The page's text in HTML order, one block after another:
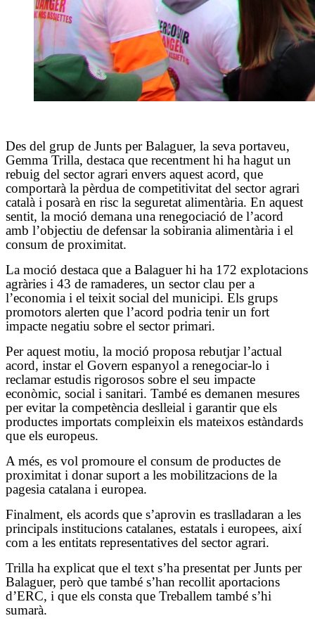
Des del grup de Junts per Balaguer, la seva portaveu,
Gemma Trilla, destaca que recentment hi ha hagut un
rebuig del sector agrari envers aquest acord, que
comportarà la pèrdua de competitivitat del sector agrari
català i posarà en risc la seguretat alimentària. En aquest
sentit, la moció demana una renegociació de l’acord
amb l’objectiu de defensar la sobirania alimentària i el
consum de proximitat.
La moció destaca que a Balaguer hi ha 172 explotacions
agràries i 43 de ramaderes, un sector clau per a
l’economia i el teixit social del municipi. Els grups
promotors alerten que l’acord podria tenir un fort
impacte negatiu sobre el sector primari.
Per aquest motiu, la moció proposa rebutjar l’actual
acord, instar el Govern espanyol a renegociar-lo i
reclamar estudis rigorosos sobre el seu impacte
econòmic, social i sanitari. També es demanen mesures
per evitar la competència deslleial i garantir que els
productes importats compleixin els mateixos estàndards
que els europeus.
A més, es vol promoure el consum de productes de
proximitat i donar suport a les mobilitzacions de la
pagesia catalana i europea.
Finalment, els acords que s’aprovin es traslladaran a les
principals institucions catalanes, estatals i europees, així
com a les entitats representatives del sector agrari.
Trilla ha explicat que el text s’ha presentat per Junts per
Balaguer, però que també s’han recollit aportacions
d’ERC, i que els consta que Treballem també s’hi
sumarà.